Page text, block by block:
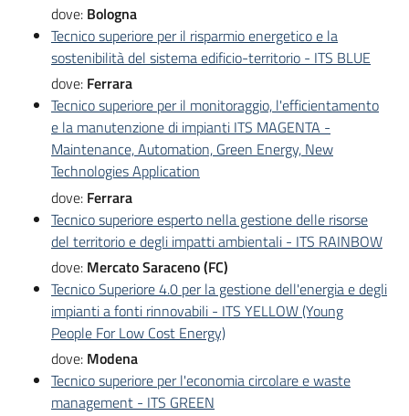
dove: Bologna
Tecnico superiore per il risparmio energetico e la
sostenibilità del sistema edificio-territorio - ITS BLUE
dove: Ferrara
Tecnico superiore per il monitoraggio, l'efficientamento
e la manutenzione di impianti ITS MAGENTA -
Maintenance, Automation, Green Energy, New
Technologies Application
dove: Ferrara
Tecnico superiore esperto nella gestione delle risorse
del territorio e degli impatti ambientali - ITS RAINBOW
dove: Mercato Saraceno (FC)
Tecnico Superiore 4.0 per la gestione dell'energia e degli
impianti a fonti rinnovabili - ITS YELLOW (Young
People For Low Cost Energy)
dove: Modena
Tecnico superiore per l'economia circolare e waste
management - ITS GREEN